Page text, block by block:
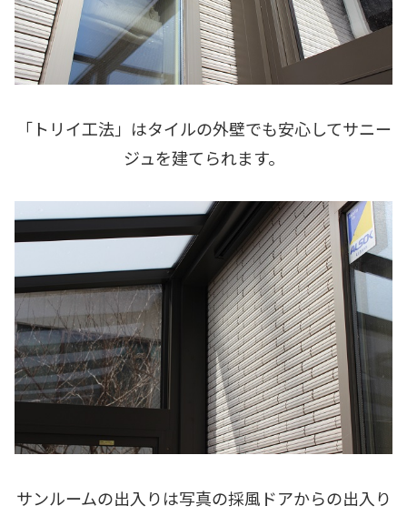
「トリイ工法」はタイルの外壁でも安心してサニー
ジュを建てられます。
サンルームの出入りは写真の採風ドアからの出入り